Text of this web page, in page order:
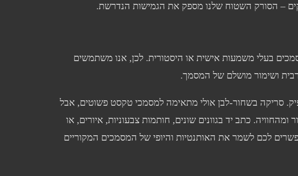
– הסורק השטוח שלנו מספק את הגמישות הנדרשת.
בעלי משמעות אישית או היסטורית. לכן, אנו משתמשים
ושימור מושלם של המסמך.
סריקה בשחור-לבן אולי מתאימה למסמכי טקסט פשוטים, אבל
כתב יד בגוונים שונים, חותמות צבעוניות, איורים, או
לכם לשמר את האותנטיות והיופי של המסמכים המקוריים